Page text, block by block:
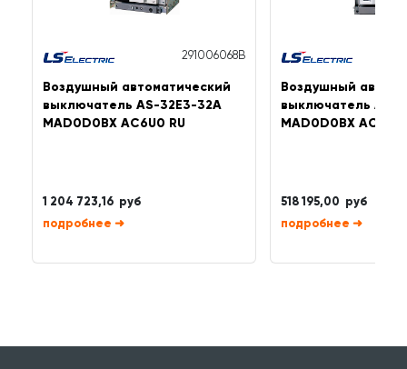
291006068B
Воздушный автоматический
выключатель AS-32E3-32A
MAD0D0BX AC6U0 RU
1 204 723,16 руб
➜
Воздушный
выключатель AN-
MAD0D0BX AC6U0
518 195,00 руб
➜